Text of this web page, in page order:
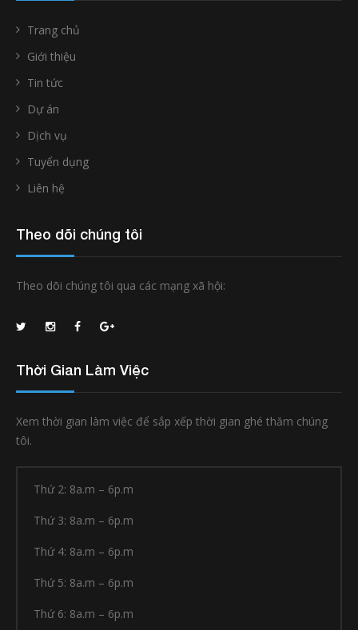
Trang chủ
Giới thiệu
Tin tức
Dự án
Dịch vụ
Tuyển dụng
Liên hệ
Theo dõi chúng tôi
Theo dõi chúng tôi qua các mạng xã hội:
Thời Gian Làm Việc
Xem thời gian làm việc để sắp xếp thời gian ghé thăm chúng
tôi.
Thứ 2: 8a.m – 6p.m
Thứ 3: 8a.m – 6p.m
Thứ 4: 8a.m – 6p.m
Thứ 5: 8a.m – 6p.m
Thứ 6: 8a.m – 6p.m